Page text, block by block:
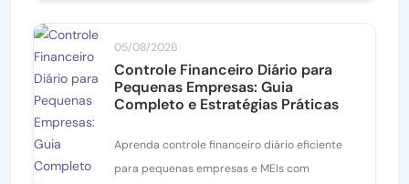
05/08/2026
Controle Financeiro Diário para
Pequenas Empresas: Guia
Completo e Estratégias Práticas
Aprenda controle financeiro diário eficiente
para pequenas empresas e MEIs com